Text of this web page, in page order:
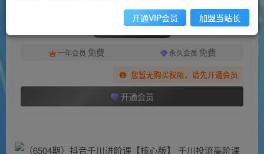
此内容为付费阅读，请付费后查看
会员专属资源
一年会员 免费 永久会员 免费
您暂无购买权限，请先开通会员
开通会员
开通VIP会员 加盟当站长